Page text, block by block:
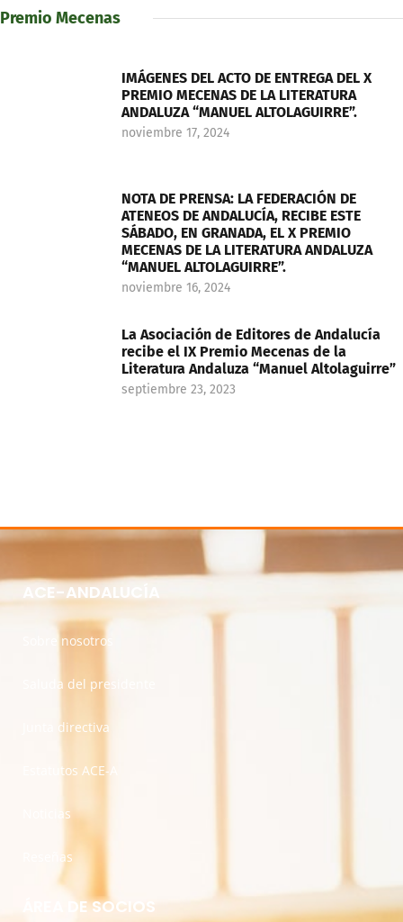
Premio Mecenas
IMÁGENES DEL ACTO DE ENTREGA DEL X
PREMIO MECENAS DE LA LITERATURA
ANDALUZA “MANUEL ALTOLAGUIRRE”.
noviembre 17, 2024
NOTA DE PRENSA: LA FEDERACIÓN DE
ATENEOS DE ANDALUCÍA, RECIBE ESTE
SÁBADO, EN GRANADA, EL X PREMIO
MECENAS DE LA LITERATURA ANDALUZA
“MANUEL ALTOLAGUIRRE”.
noviembre 16, 2024
La Asociación de Editores de Andalucía
recibe el IX Premio Mecenas de la
Literatura Andaluza “Manuel Altolaguirre”
septiembre 23, 2023
ACE-ANDALUCÍA
Sobre nosotros
Saluda del presidente
Junta directiva
Estatutos ACE-A
Noticias
Reseñas
ÁREA DE SOCIOS